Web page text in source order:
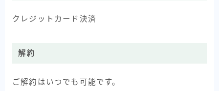
クレジットカード決済
解約
ご解約はいつでも可能です。